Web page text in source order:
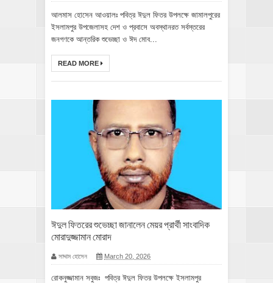
আলমাস হোসেন আওয়ালঃ পবিত্র ঈদুল ফিতর উপলক্ষে জামালপুরের
ইসলামপুর উপজেলাসহ দেশ ও প্রবাসে অবস্থানরত সর্বস্তরের
জনগণকে আন্তরিক শুভেচ্ছা ও ঈদ মোব...
READ MORE
ঈদুল ফিতরের শুভেচ্ছা জানালেন মেয়র প্রার্থী সাংবাদিক
মোরাদুজ্জামান মোরাদ
সাদ্দাম হোসেন March 20, 2026
রোকনুজ্জামান সবুজঃ পবিত্র ঈদুল ফিতর উপলক্ষে ইসলামপুর